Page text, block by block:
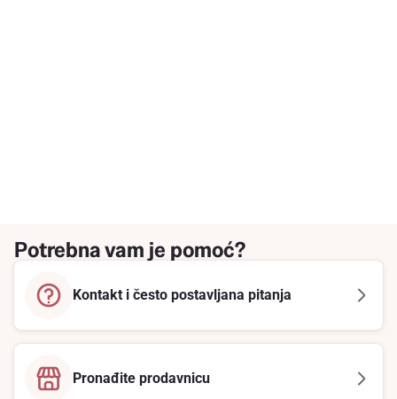
Potrebna vam je pomoć?
Kontakt i često postavljana pitanja
Pronađite prodavnicu